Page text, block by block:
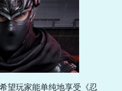
望玩家能单纯地享受《忍